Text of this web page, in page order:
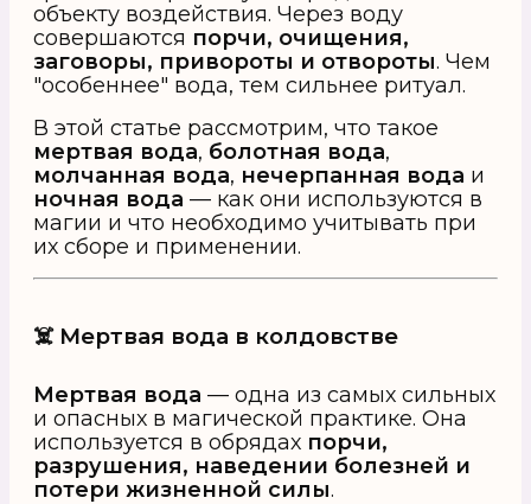
объекту воздействия. Через воду
совершаются порчи, очищения,
заговоры, привороты и отвороты. Чем
"особеннее" вода, тем сильнее ритуал.
В этой статье рассмотрим, что такое
мертвая вода, болотная вода,
молчанная вода, нечерпанная вода и
ночная вода — как они используются в
магии и что необходимо учитывать при
их сборе и применении.
☠️ Мертвая вода в колдовстве
Мертвая вода — одна из самых сильных
и опасных в магической практике. Она
используется в обрядах порчи,
разрушения, наведении болезней и
потери жизненной силы.